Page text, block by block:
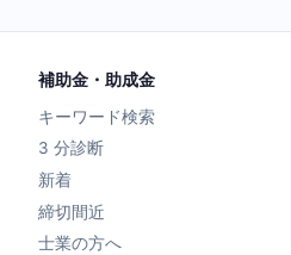
補助金・助成金
キーワード検索
3 分診断
新着
締切間近
士業の方へ